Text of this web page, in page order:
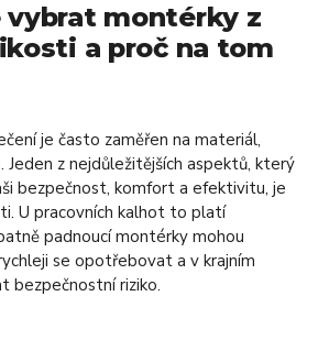
vybrat montérky z
a proč na tom
je často zaměřen na materiál,
Jeden z nejdůležitějších aspektů, který
bezpečnost, komfort a efektivitu, je
U pracovních kalhot to platí
padnoucí montérky mohou
se opotřebovat a v krajním
bezpečnostní riziko.